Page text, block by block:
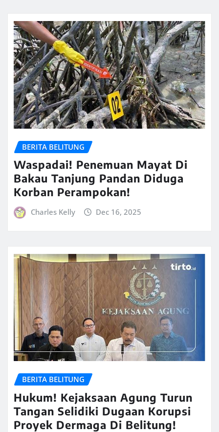
BERITA BELITUNG
Waspadai! Penemuan Mayat Di
Bakau Tanjung Pandan Diduga
Korban Perampokan!
Charles Kelly Dec 16, 2025
BERITA BELITUNG
Hukum! Kejaksaan Agung Turun
Tangan Selidiki Dugaan Korupsi
Proyek Dermaga Di Belitung!